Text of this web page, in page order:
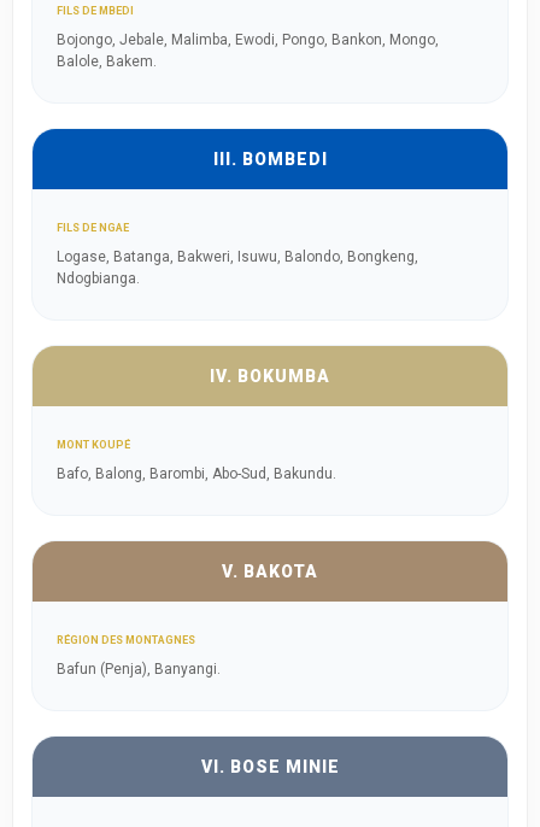
FILS DE MBEDI
Bojongo, Jebale, Malimba, Ewodi, Pongo, Bankon, Mongo,
Balole, Bakem.
III. BOMBEDI
FILS DE NGAE
Logase, Batanga, Bakweri, Isuwu, Balondo, Bongkeng,
Ndogbianga.
IV. BOKUMBA
MONT KOUPÉ
Bafo, Balong, Barombi, Abo-Sud, Bakundu.
V. BAKOTA
RÉGION DES MONTAGNES
Bafun (Penja), Banyangi.
VI. BOSE MINIE